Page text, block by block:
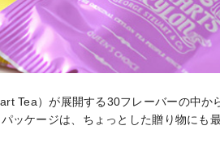
Tea）が展開する30フレーバーの中か
ッケージは、ちょっとした贈り物にも最